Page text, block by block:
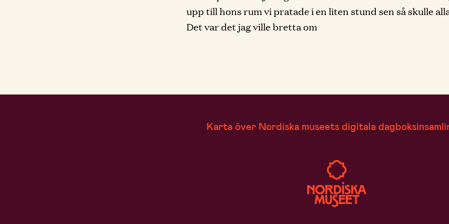
upp till hons rum vi pratade i en liten stund sen så skulle
Det var det jag ville bretta om
Karta över Nordiska museets digitala